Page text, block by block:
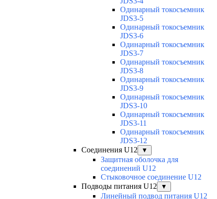
Одинарный токосъемник
JDS3-5
Одинарный токосъемник
JDS3-6
Одинарный токосъемник
JDS3-7
Одинарный токосъемник
JDS3-8
Одинарный токосъемник
JDS3-9
Одинарный токосъемник
JDS3-10
Одинарный токосъемник
JDS3-11
Одинарный токосъемник
JDS3-12
Соединения U12
▼
Защитная оболочка для
соединений U12
Стыковочное соединение U12
Подводы питания U12
▼
Линейный подвод питания U12